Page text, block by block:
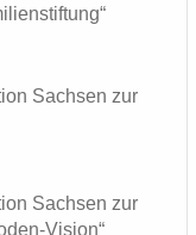
Sach­sen zur
Sach­sen zur
​Vision“